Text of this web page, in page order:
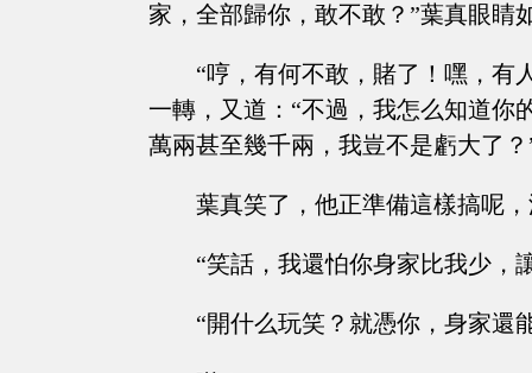
家，全部歸你，敢不敢？”葉真眼睛
“哼，有何不敢，賭了！嘿，有
一轉，又道：“不過，我怎么知道你
萬兩甚至幾千兩，我豈不是虧大了？
葉真笑了，他正準備這樣搞呢
“笑話，我還怕你身家比我少，
“開什么玩笑？就憑你，身家還